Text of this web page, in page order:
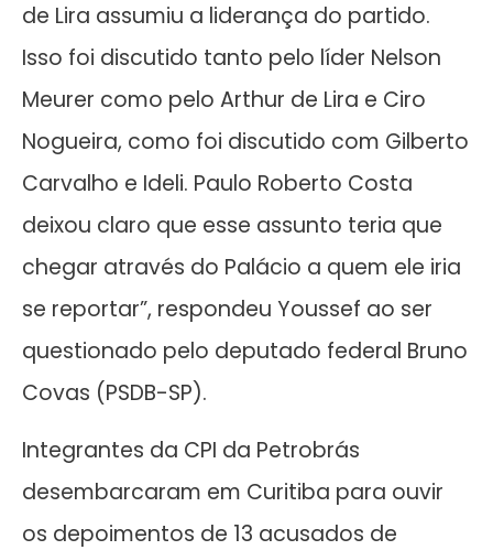
de Lira assumiu a liderança do partido.
Isso foi discutido tanto pelo líder Nelson
Meurer como pelo Arthur de Lira e Ciro
Nogueira, como foi discutido com Gilberto
Carvalho e Ideli. Paulo Roberto Costa
deixou claro que esse assunto teria que
chegar através do Palácio a quem ele iria
se reportar”, respondeu Youssef ao ser
questionado pelo deputado federal Bruno
Covas (PSDB-SP).
Integrantes da CPI da Petrobrás
desembarcaram em Curitiba para ouvir
os depoimentos de 13 acusados de